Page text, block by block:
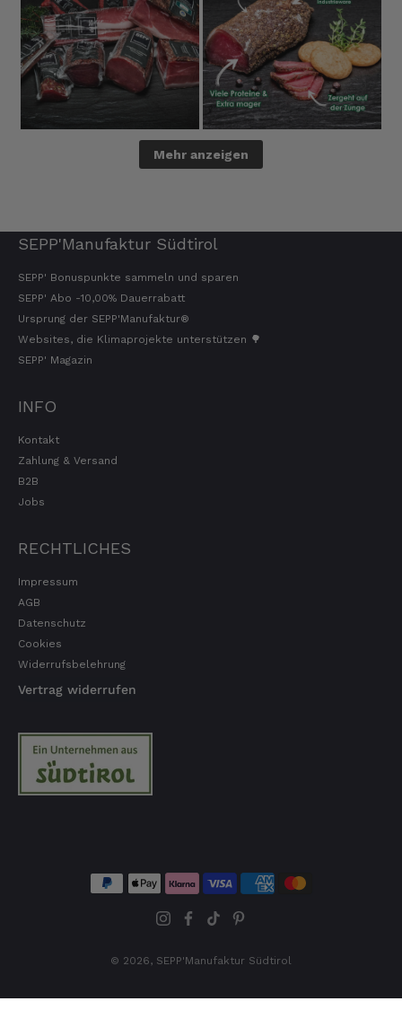
Mehr anzeigen
SEPP'Manufaktur Südtirol
SEPP' Bonuspunkte sammeln und sparen
SEPP' Abo -10,00% Dauerrabatt
Ursprung der SEPP'Manufaktur®
Websites, die Klimaprojekte unterstützen 🌳
SEPP' Magazin
INFO
Kontakt
Zahlung & Versand
B2B
Jobs
RECHTLICHES
Impressum
AGB
Datenschutz
Cookies
Widerrufsbelehrung
Vertrag widerrufen
© 2026, SEPP'Manufaktur Südtirol